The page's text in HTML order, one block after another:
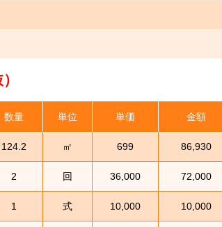
数量 単位 単価 金額
124.2 ㎡ 699 86,930
2 回 36,000 72,000
1 式 10,000 10,000